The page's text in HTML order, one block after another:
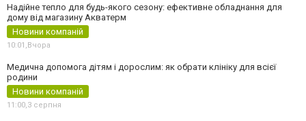
Надійне тепло для будь-якого сезону: ефективне обладнання для
дому від магазину Акватерм
Новини компаній
10:01, Вчора
Медична допомога дітям і дорослим: як обрати клініку для всієї
родини
Новини компаній
11:00,3 серпня